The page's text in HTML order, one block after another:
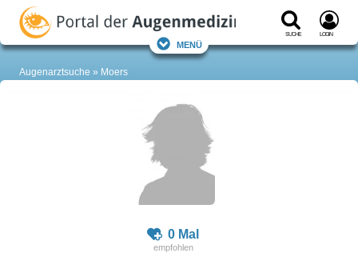
Suche Login
Menü
Augenarztsuche Moers
0 Mal